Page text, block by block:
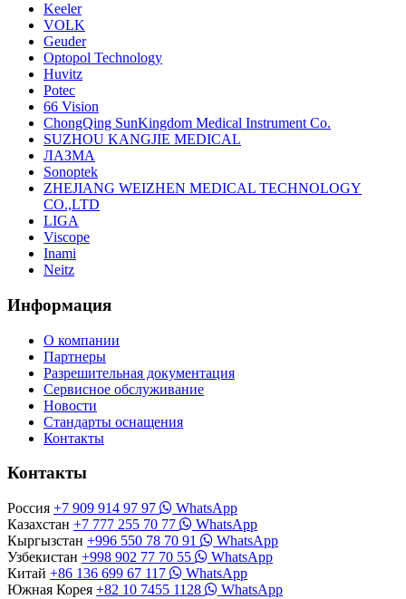
Keeler
VOLK
Geuder
Optopol Technology
Huvitz
Potec
66 Vision
ChongQing SunKingdom Medical Instrument Co.
SUZHOU KANGJIE MEDICAL
ЛАЗМА
Sonoptek
ZHEJIANG WEIZHEN MEDICAL TECHNOLOGY
CO.,LTD
LIGA
Viscope
Inami
Neitz
Информация
О компании
Партнеры
Разрешительная документация
Сервисное обслуживание
Новости
Стандарты оснащения
Контакты
Контакты
Россия +7 909 914 97 97
WhatsApp
Казахстан +7 777 255 70 77
WhatsApp
Кыргызстан +996 550 78 70 91
WhatsApp
Узбекистан +998 902 77 70 55
WhatsApp
Китай +86 136 699 67 117
WhatsApp
Южная Корея +82 10 7455 1128
WhatsApp